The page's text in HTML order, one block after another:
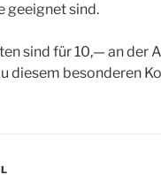
geeignet sind.
sind für 10,— an der
diesem besonderen